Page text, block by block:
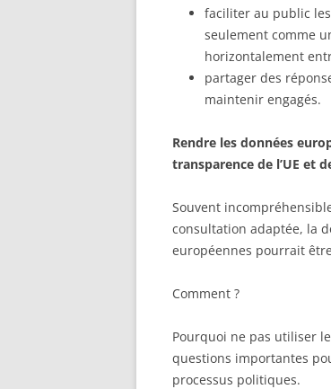
faciliter au public
seulement comme
horizontalement
partager des
maintenir engagés.
Rendre les données
transparence de l’UE et
Souvent
consultation adaptée, la
européennes pourrait
Comment ?
Pourquoi ne pas utiliser
questions importantes
processus politiques.